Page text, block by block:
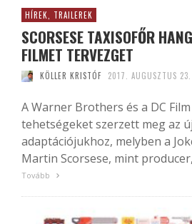
HÍREK, TRAILEREK
SCORSESE TAXISOFŐR
FILMET TERVEZGET
KÖLLER KRISTÓF 2017. AUGUSZTUS 23.
A Warner Brothers és a DC
tehetségeket szerzett meg az
adaptációjukhoz, melyben a
Martin Scorsese, mint
Tovább